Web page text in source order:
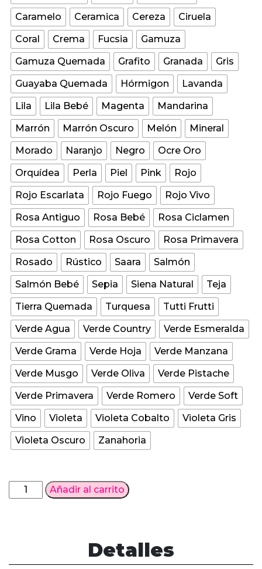
Caramelo
Ceramica Cereza
Ciruela
Coral
Crema Fucsia
Gamuza
Gamuza Quemada
Grafito Granada
Gris
Guayaba Quemada
Hórmigon
Lavanda
Lila
Lila Bebé Magenta
Mandarina
Marrón
Marrón Oscuro Melón
Mineral
Morado
Naranjo Negro
Ocre Oro
Orquídea
Perla Piel Pink
Rojo
Rojo Escarlata
Rojo Fuego
Rojo Vivo
Rosa Antiguo
Rosa Bebé
Rosa Ciclamen
Rosa Cotton
Rosa Oscuro
Rosa Primavera
Rosado
Rústico Saara
Salmón
Salmón Bebé
Sepia Siena Natural
Teja
Tierra Quemada
Turquesa
Tutti Frutti
Verde Agua
Verde Country
Verde Esmeralda
Verde Grama
Verde Hoja
Verde Manzana
Verde Musgo
Verde Oliva
Verde Pistache
Verde Primavera
Verde Romero
Verde Soft
Vino
Violeta Violeta Cobalto
Violeta Gris
Violeta Oscuro
Zanahoria
Acrilex
Pintura
Añadir al carrito
Detalles